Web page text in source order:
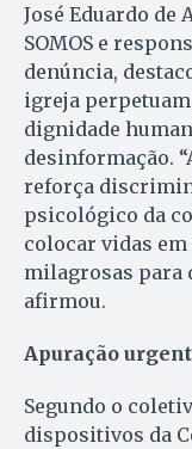
José Eduardo de
SOMOS e
denúncia,
igreja
dignidade
desinformação.
reforça
psicológico da
colocar vidas
milagrosas para
afirmou.
Apuração
Segundo o
dispositivos da